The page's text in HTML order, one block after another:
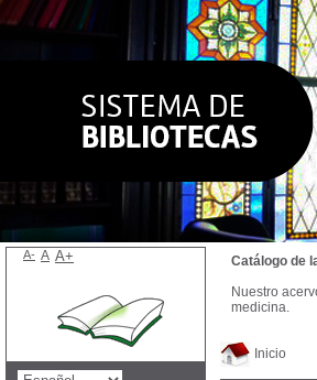
Inicio
Catálogo de
Nuestro
medicina.
A- A A+